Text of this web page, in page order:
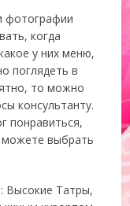
фотографии
когда
у них меню,
поглядеть в
то можно
консультанту.
понравиться,
выбрать
Высокие Татры,